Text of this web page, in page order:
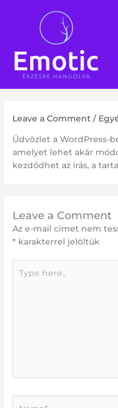
Leave a Comment /
Üdvözlet a WordPress-
amelyet lehet akár
kezdődhet az írás, a
Leave a Comment
Az e-mail címet nem
* karakterrel jelöltük
here..